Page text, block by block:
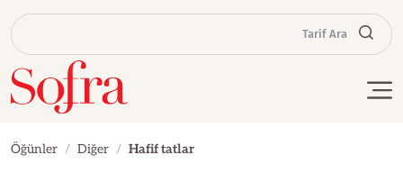
Tarif Ara
Öğünler Diğer Hafif tatlar